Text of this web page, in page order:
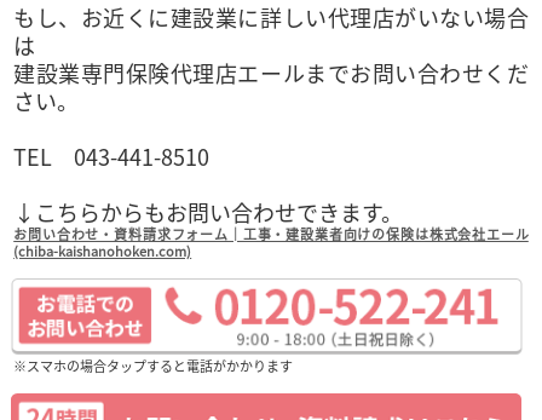
もし、お近くに建設業に詳しい代理店がいない場合
は
建設業専門保険代理店エールまでお問い合わせくだ
さい。
TEL 043-441-8510
↓こちらからもお問い合わせできます。
お問い合わせ・資料請求フォーム│工事・建設業者向けの保険は株式会社エール
(chiba-kaishanohoken.com)
※スマホの場合タップすると電話がかかります